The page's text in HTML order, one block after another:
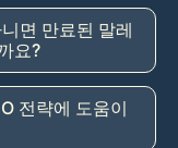
면 만료된 말레
요?
전략에 도움이